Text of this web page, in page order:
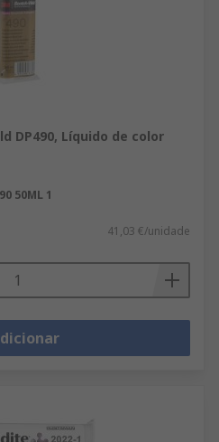
DP490, Líquido de color
50ML 1
41,03 €/unidade